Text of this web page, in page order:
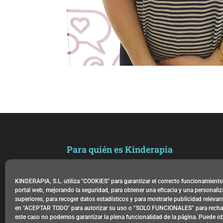
KINDERAPIA, S.L. utiliza "COOKIES" para garantizar el correcto
portal web, mejorando la seguridad, para obtener una eficacia y una
superiores, para recoger datos estadísticos y para mostrarle publicidad
en "ACEPTAR TODO" para autorizar su uso o “SOLO FUNCIONALES” para
este caso no podemos garantizar la plena funcionalidad de la página. Puede
Para quién es Kinderapia
adultos, neuropsicología, terapia
ocupacional y educación
especializada en La Garriga
(Barcelona). Ofrecemos atención
individualizada a niños,
adolescentes y familias de toda la